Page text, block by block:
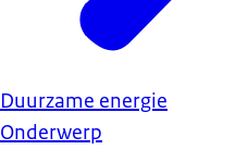
Duurzame energie
Onderwerp